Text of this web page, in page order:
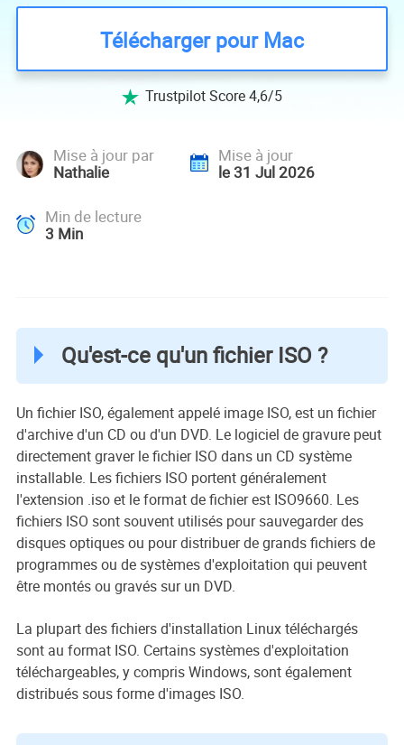
Télécharger pour Mac
 Trustpilot Score 4,6/5
Mise à jour par
Nathalie
Mise à jour
le 31 Jul 2026
Min de lecture
3 Min
Qu'est-ce qu'un fichier ISO ?
Un fichier ISO, également appelé image ISO, est un fichier
d'archive d'un CD ou d'un DVD. Le logiciel de gravure peut
directement graver le fichier ISO dans un CD système
installable. Les fichiers ISO portent généralement
l'extension .iso et le format de fichier est ISO9660. Les
fichiers ISO sont souvent utilisés pour sauvegarder des
disques optiques ou pour distribuer de grands fichiers de
programmes ou de systèmes d'exploitation qui peuvent
être montés ou gravés sur un DVD.
La plupart des fichiers d'installation Linux téléchargés
sont au format ISO. Certains systèmes d'exploitation
téléchargeables, y compris Windows, sont également
distribués sous forme d'images ISO.